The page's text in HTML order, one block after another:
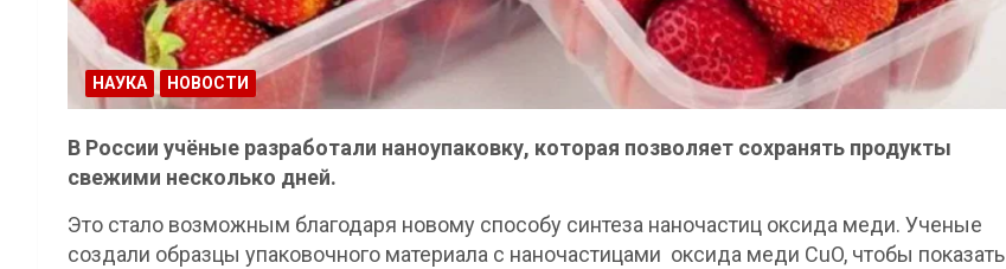
НАУКА НОВОСТИ
В России учёные разработали наноупаковку, которая позволяет сохранять продукты
свежими несколько дней.
Это стало возможным благодаря новому способу синтеза наночастиц оксида меди. Ученые
создали образцы упаковочного материала с наночастицами оксида меди CuO, чтобы показать